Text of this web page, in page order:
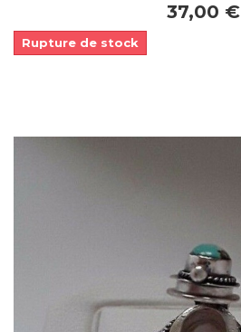
37,00 €
Rupture de stock